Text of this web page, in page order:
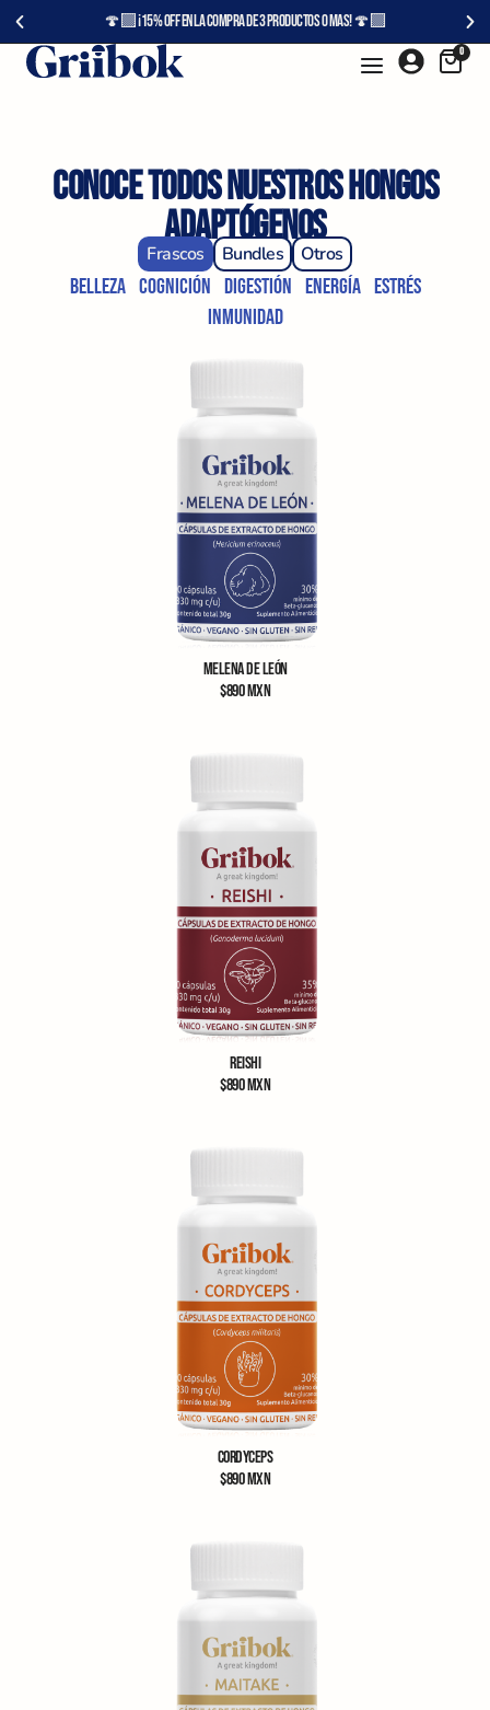
🍄‍🟫 ¡15% OFF en la compra de 3 productos o más! 🍄‍🟫
0
Conoce todos nuestros hongos
adaptógenos
Frascos Bundles Otros
Belleza Cognición Digestión Energía Estrés
Inmunidad
MELENA DE LEÓN
$890MXN
REISHI
$890MXN
CORDYCEPS
$890MXN